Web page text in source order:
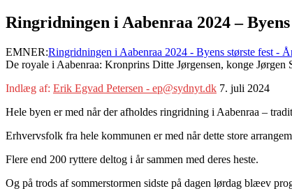
Ringridningen i Aabenraa 2024 –
EMNER:Ringridningen i Aabenraa 2024 - Byens største fest -
De royale i Aabenraa: Kronprins Ditte Jørgensen, konge
Indlæg af: Erik Egvad Petersen - ep@sydnyt.dk 7. juli 2024
Hele byen er med når der afholdes ringridning i Aabenraa –
Erhvervsfolk fra hele kommunen er med når dette store
Flere end 200 ryttere deltog i år sammen med deres heste.
Og på trods af sommerstormen sidste på dagen lørdag blæev